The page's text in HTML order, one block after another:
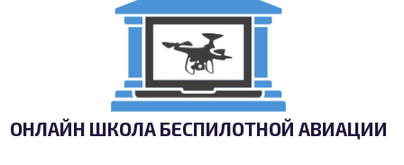
ОНЛАЙН ШКОЛА БЕСПИЛОТНОЙ АВИАЦИИ